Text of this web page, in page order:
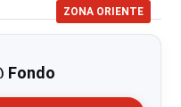
ZONA ORIENTE
Fondo